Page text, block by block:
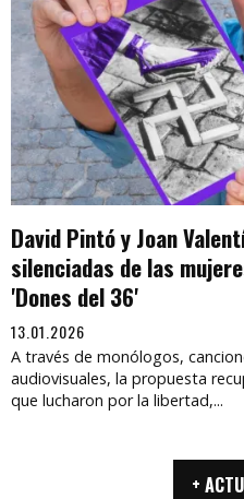
David Pintó y Joan
silenciadas de las
'Dones del 36'
13.01.2026
A través de monólogos,
audiovisuales, la propuesta
que lucharon por la libertad,...
+